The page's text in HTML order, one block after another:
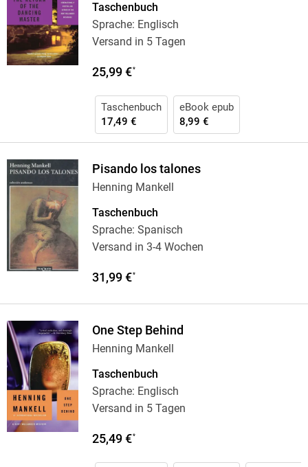
Taschenbuch
Sprache: Englisch
Versand in 5 Tagen
25,99 €*
Taschenbuch
17,49 €
eBook epub
8,99 €
Pisando los talones
Henning Mankell
Taschenbuch
Sprache: Spanisch
Versand in 3-4 Wochen
31,99 €*
One Step Behind
Henning Mankell
Taschenbuch
Sprache: Englisch
Versand in 5 Tagen
25,49 €*